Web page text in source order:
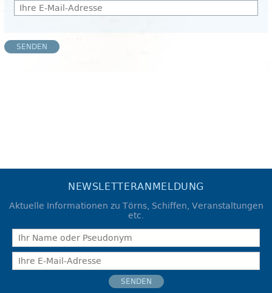
SENDEN
NEWSLETTERANMELDUNG
Aktuelle Informationen zu Törns, Schiffen, Veranstaltungen
etc.
SENDEN